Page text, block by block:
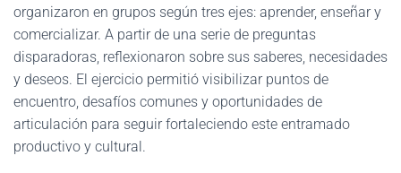
organizaron en grupos según tres ejes: aprender, enseñar y
comercializar. A partir de una serie de preguntas
disparadoras, reflexionaron sobre sus saberes, necesidades
y deseos. El ejercicio permitió visibilizar puntos de
encuentro, desafíos comunes y oportunidades de
articulación para seguir fortaleciendo este entramado
productivo y cultural.